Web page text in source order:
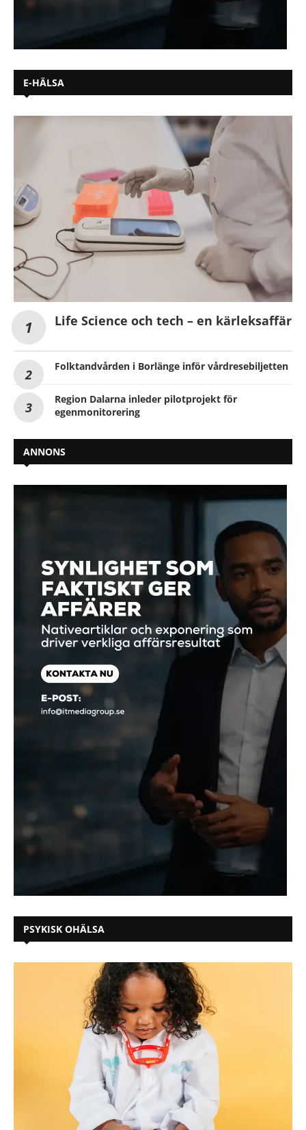
E-HÄLSA
Life Science och tech – en kärleksaffär
Folktandvården i Borlänge inför vårdresebiljetten
Region Dalarna inleder pilotprojekt för
egenmonitorering
ANNONS
PSYKISK OHÄLSA